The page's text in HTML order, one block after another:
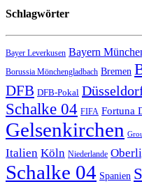
Schlagwörter
Bayer Leverkusen Bayern
Borussia Mönchengladbach Bremen
DFB DFB-Pokal
Schalke 04 FIFA Fortuna
Gelsenkirchen
Italien Köln Niederlande
Schalke 04 Spanien